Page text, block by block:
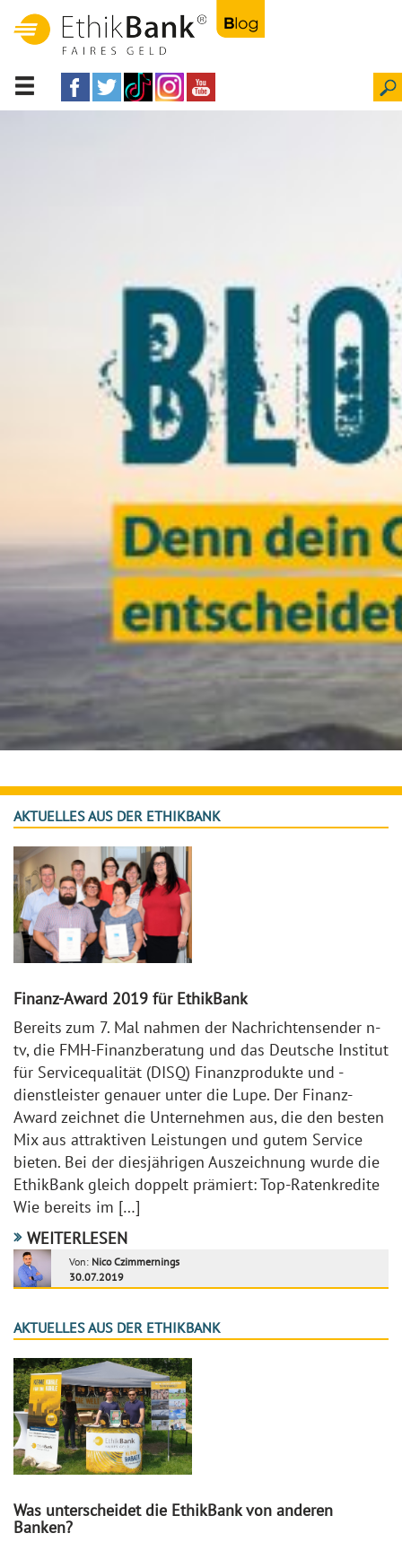
AKTUELLES AUS DER ETHIKBANK
Finanz-Award 2019 für EthikBank
Bereits zum 7. Mal nahmen der Nachrichtensender n-
tv, die FMH-Finanzberatung und das Deutsche Institut
für Servicequalität (DISQ) Finanzprodukte und -
dienstleister genauer unter die Lupe. Der Finanz-
Award zeichnet die Unternehmen aus, die den besten
Mix aus attraktiven Leistungen und gutem Service
bieten. Bei der diesjährigen Auszeichnung wurde die
EthikBank gleich doppelt prämiert: Top-Ratenkredite
Wie bereits im […]
WEITERLESEN
Von: Nico Czimmernings
30.07.2019
AKTUELLES AUS DER ETHIKBANK
Was unterscheidet die EthikBank von anderen
Banken?